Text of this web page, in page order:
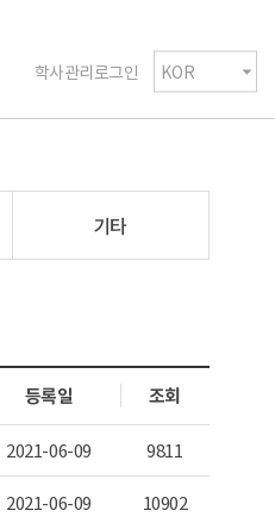
학사관리로그인
기타
등록일 조회
2021-06-09
9811
2021-06-09 10902